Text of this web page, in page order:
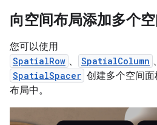
向空间布局添加多个
您可以使用
SpatialRow 、 SpatialColumn 、
SpatialSpacer 创建多个空间
布局中。